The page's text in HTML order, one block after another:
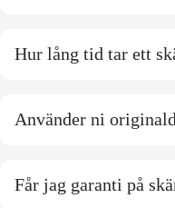
Hur lång tid tar ett
Använder ni
Får jag garanti på